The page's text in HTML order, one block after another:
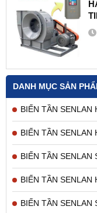
DANH MỤC SẢN
BIẾN TẦN SENLAN
BIẾN TẦN SENLAN
BIẾN TẦN SENLAN
BIẾN TẦN SENLAN
BIẾN TẦN SENLAN